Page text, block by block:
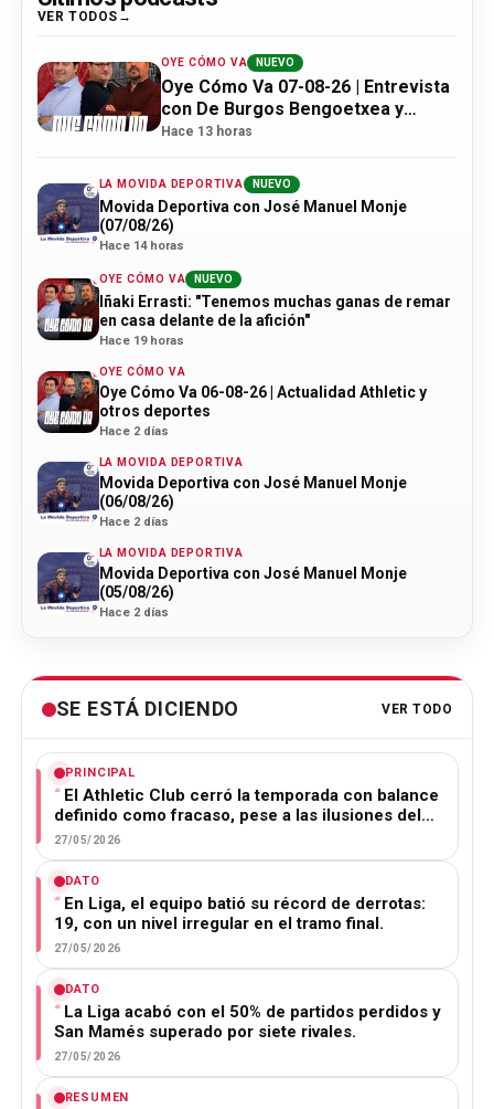
VER TODOS
OYE CÓMO VA NUEVO
Oye Cómo Va 07-08-26 | Entrevista
con De Burgos Bengoetxea y
actualidad Athletic
Hace 13 horas
LA MOVIDA DEPORTIVA NUEVO
Movida Deportiva con José Manuel Monje
(07/08/26)
Hace 14 horas
OYE CÓMO VA NUEVO
Iñaki Errasti: "Tenemos muchas ganas de remar
en casa delante de la afición"
Hace 19 horas
OYE CÓMO VA
Oye Cómo Va 06-08-26 | Actualidad Athletic y
otros deportes
Hace 2 días
LA MOVIDA DEPORTIVA
Movida Deportiva con José Manuel Monje
(06/08/26)
Hace 2 días
LA MOVIDA DEPORTIVA
Movida Deportiva con José Manuel Monje
(05/08/26)
Hace 2 días
SE ESTÁ DICIENDO VER TODO
PRINCIPAL
El Athletic Club cerró la temporada con balance
definido como fracaso, pese a las ilusiones del…
27/05/2026
DATO
En Liga, el equipo batió su récord de derrotas:
19, con un nivel irregular en el tramo final.
27/05/2026
DATO
La Liga acabó con el 50% de partidos perdidos y
San Mamés superado por siete rivales.
27/05/2026
RESUMEN